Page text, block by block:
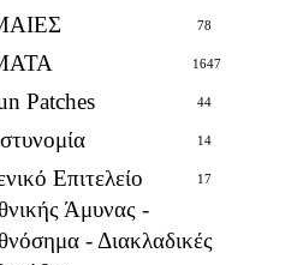
78
1647
Patches 44
14
Επιτελείο
Άμυνας -
- Διακλαδικές
17